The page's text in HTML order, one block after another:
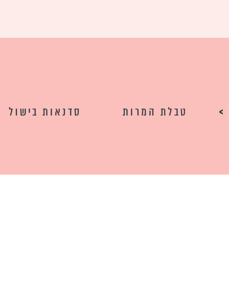
טבלת המרות סדנאות בישול